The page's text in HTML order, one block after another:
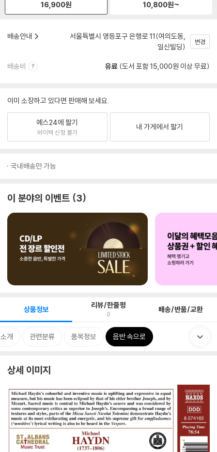
16,900원 10,800원~
배송안내
서울특별시 영등포구 은행로 11(여의도동,
일신빌딩)
변경
배송비 유료 (도서 포함 15,000원 이상 무료)
이미 소장하고 있다면 판매해 보세요.
예스24에 팔기
바이백 신청 불가
내 가게에서 팔기
국내배송만 가능
이 분야의 이벤트 3
상품정보 리뷰/한줄평
0 배송/반품/교환
개 관련분류 품목정보 음반 속으로
상세 이미지